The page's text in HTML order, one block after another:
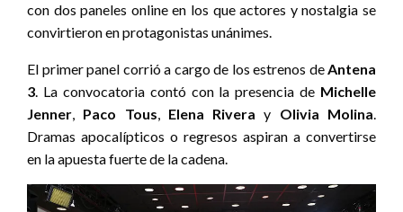
con dos paneles online en los que actores y nostalgia se
convirtieron en protagonistas unánimes.
El primer panel corrió a cargo de los estrenos deAntena
3. La convocatoria contó con la presencia de Michelle
Jenner, Paco Tous, Elena Rivera y Olivia Molina.
Dramas apocalípticos o regresos aspiran a convertirse
en la apuesta fuerte de la cadena.